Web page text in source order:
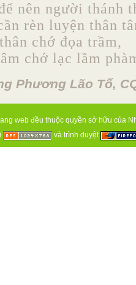
nên người thánh
rèn luyện thân
chớ đọa trầm,
chớ lạc lầm
Phương Lão Tổ,
web đều thuộc quyền sở hữu của
và trình duyệt